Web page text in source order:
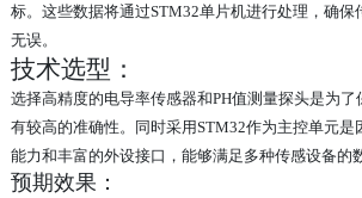
标。这些数据将通过STM32单片机进行处理，确保
无误。
技术选型：
选择高精度的电导率传感器和PH值测量探头是为
有较高的准确性。同时采用STM32作为主控单元是
能力和丰富的外设接口，能够满足多种传感设备的
预期效果：